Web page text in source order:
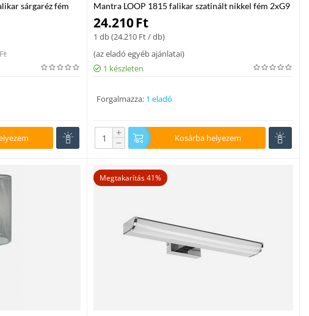
sárgaréz fém
Mantra LOOP 1815 falikar szatinált nikkel fém 2xG9
max. 33W G9
24.210Ft
1 db (24.210 Ft/ db)
(az eladó egyéb ajánlatai)
1 készleten
Forgalmazza: 1 eladó
+
− Kosárba helyezem
Megtakarítás 41%